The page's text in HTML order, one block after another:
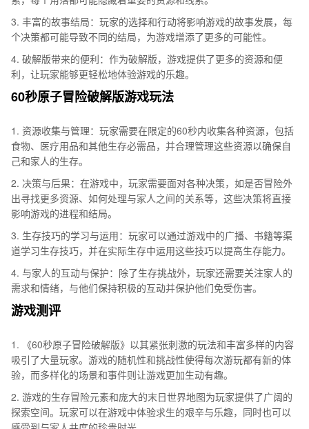
3. 丰富的故事结局：玩家的选择和行动将影响游戏的故事发展，每
个决策都可能导致不同的结局，为游戏增添了更多的可能性。
4. 破解版带来的便利：作为破解版，游戏提供了更多的资源和便
利，让玩家能够更轻松地体验游戏的乐趣。
60秒原子冒险破解版游戏玩法
1. 资源收集与管理：玩家需要在限定的60秒内收集各种资源，包括
食物、医疗用品和其他生存必需品，并合理管理这些资源以确保自
己和家人的生存。
2. 决策与后果：在游戏中，玩家需要面对各种决策，如是否冒险外
出寻找更多资源、如何处理与家人之间的关系等，这些决策将直接
影响游戏的进程和结局。
3. 生存技巧的学习与运用：玩家可以通过游戏中的广播、书籍等渠
道学习生存技巧，并在实际生存中运用这些技巧以提高生存能力。
4. 与家人的互动与保护：除了生存挑战外，玩家还需要关注家人的
需求和情绪，与他们保持积极的互动并保护他们免受伤害。
游戏测评
1. 《60秒原子冒险破解版》以其紧张刺激的玩法和丰富多样的内容
吸引了大量玩家。游戏的随机性和挑战性使得每次游玩都有新的体
验，而多样化的场景和事件则让游戏更加生动有趣。
2. 游戏的生存冒险元素和庞大的末日世界地图为玩家提供了广阔的
探索空间。玩家可以在游戏中体验求生的艰辛与乐趣，同时也可以